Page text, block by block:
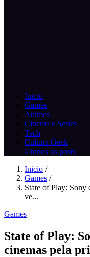
Inicio
Games
Animes
Cinema e Series
Tech
Cultura Geek
// todos os posts
Inicio /
Games /
State of Play: Sony
ve...
Games
State of Play:
cinemas pela